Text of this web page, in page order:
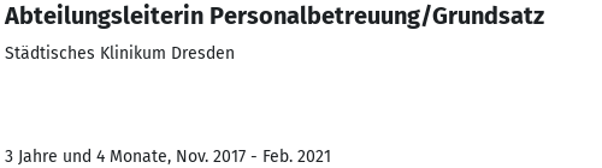
Abteilungsleiterin Personalbetreuung/Grundsatz
Städtisches Klinikum Dresden
3 Jahre und 4 Monate, Nov. 2017 - Feb. 2021